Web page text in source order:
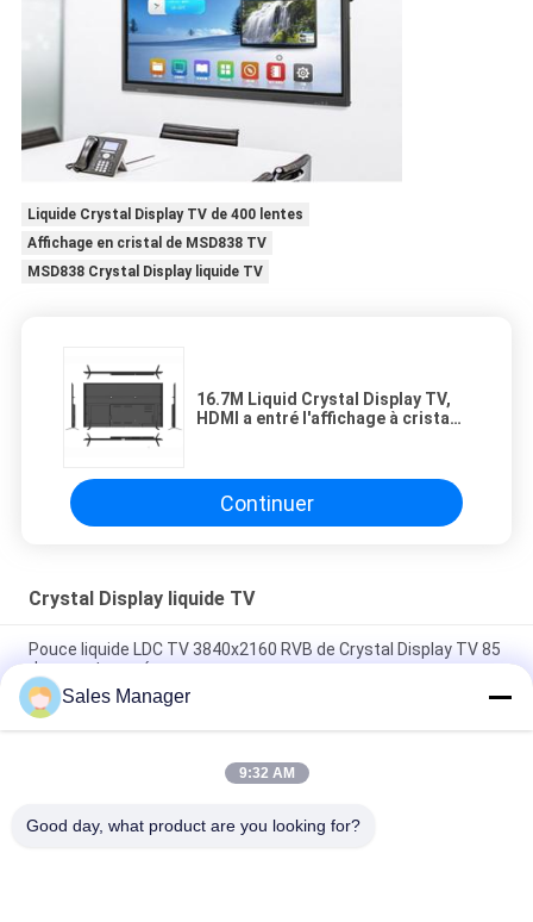
Liquide Crystal Display TV de 400 lentes
Affichage en cristal de MSD838 TV
MSD838 Crystal Display liquide TV
16.7M Liquid Crystal Display TV,
HDMI a entré l'affichage à cristaux
Continuer
Crystal Display liquide TV
Pouce liquide LDC TV 3840x2160 RVB de Crystal Display TV 85
de verre trempé
Liquide Crystal Display TV de 400 lentes affichage à cristaux
liquides Smart TV Android 8,0 de 65 pouces
Moniteur de pouce 60HZ 43 TV d'Android 5,0 angle de
Sales Manager
9:32 AM
Good day, what product are you looking for?